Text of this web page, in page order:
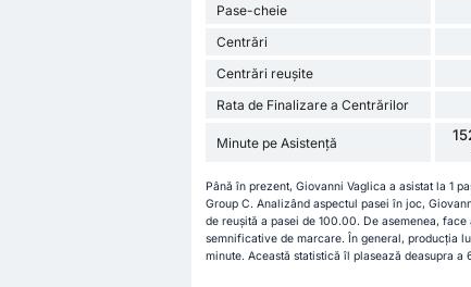
Pase-cheie
Centrări
Centrări reușite
Rata de Finalizare a Centrărilor
Minute pe Asistență
Până în prezent, Giovanni Vaglica a asistat la 1
Group C. Analizând aspectul pasei în joc,
de reușită a pasei de 100.00. De asemenea,
semnificative de marcare. În general, producția
minute. Această statistică îl plasează deasupra